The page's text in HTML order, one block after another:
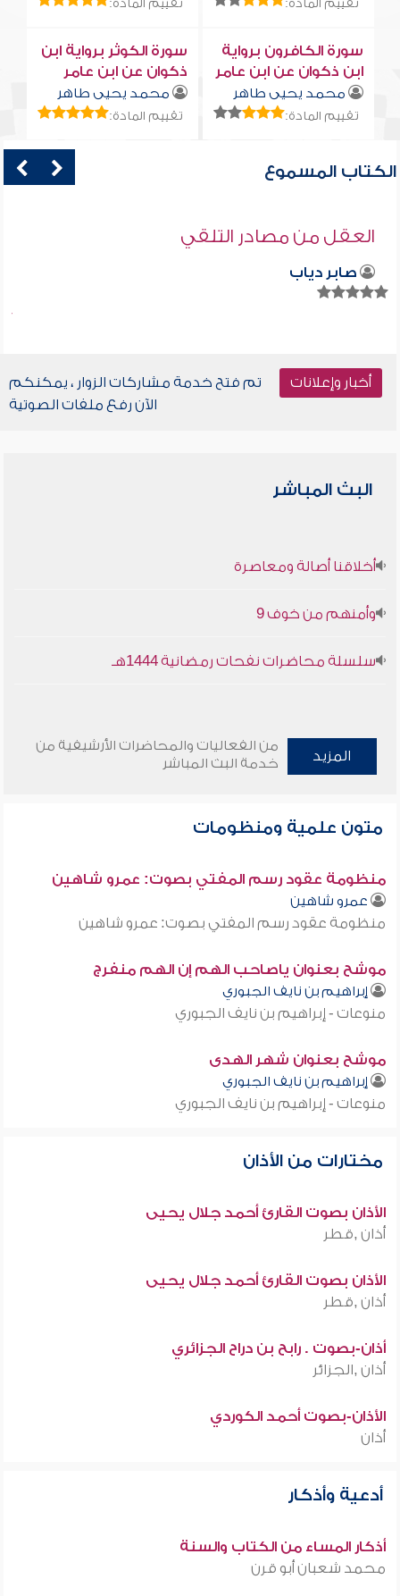
تقييم المادة: تقييم المادة:
سورة الكافرون برواية
ابن ذكوان عن ابن عامر
محمد يحيى طاهر
تقييم المادة:
سورة الكوثر برواية ابن
ذكوان عن ابن عامر
محمد يحيى طاهر
تقييم المادة:
الكتاب المسموع
العقل من مصادر التلقي
صابر دياب
أخبار وإعلانات
تم فتح خدمة مشاركات الزوار ، يمكنكم
الآن رفع ملفات الصوتية
البث المباشر
أخلاقنا أصالة ومعاصرة
وأمنهم من خوف 9
سلسلة محاضرات نفحات رمضانية 1444هـ
المزيد
من الفعاليات والمحاضرات الأرشيفية من
خدمة البث المباشر
متون علمية ومنظومات
منظومة عقود رسم المفتي بصوت: عمرو شاهين
عمرو شاهين
منظومة عقود رسم المفتي بصوت: عمرو شاهين
موشح بعنوان ياصاحب الهم إن الهم منفرج
إبراهيم بن نايف الجبوري
منوعات - إبراهيم بن نايف الجبوري
موشح بعنوان شهر الهدى
إبراهيم بن نايف الجبوري
منوعات - إبراهيم بن نايف الجبوري
مختارات من الأذان
الأذان بصوت القارئ أحمد جلال يحيى
أذان ,قطر
الأذان بصوت القارئ أحمد جلال يحيى
أذان ,قطر
أذان-بصوت . رابح بن دراح الجزائري
أذان ,الجزائر
الأذان-بصوت أحمد الكوردي
أذان
أدعية وأذكار
أذكار المساء من الكتاب والسنة
محمد شعبان أبو قرن